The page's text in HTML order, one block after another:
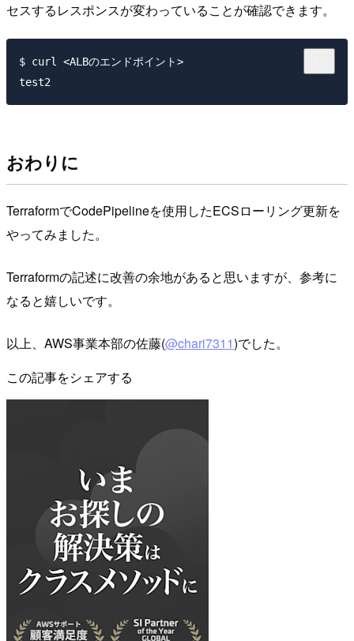
セスするレスポンスが変わっていることが確認できます。
$ curl <ALBのエンドポイント>
おわりに
TerraformでCodePipelineを使用したECSローリング更新を
やってみました。
Terraformの記述に改善の余地があると思いますが、参考に
なると嬉しいです。
以上、AWS事業本部の佐藤(@chari7311)でした。
この記事をシェアする